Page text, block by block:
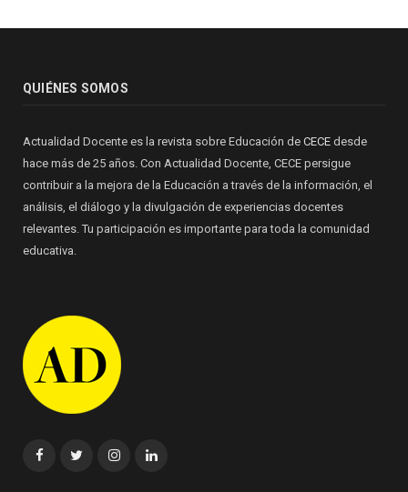
QUIÉNES SOMOS
Actualidad Docente es la revista sobre Educación de CECE desde
hace más de 25 años. Con Actualidad Docente, CECE persigue
contribuir a la mejora de la Educación a través de la información, el
análisis, el diálogo y la divulgación de experiencias docentes
relevantes. Tu participación es importante para toda la comunidad
educativa.
FacebookTwitterInstagramLinkedin